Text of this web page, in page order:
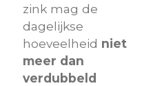
zink mag de
dagelijkse
hoeveelheid niet
meer dan
verdubbeld